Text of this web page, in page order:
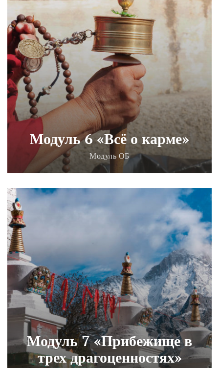
Модуль 6 «Всё о карме»
Модуль ОБ
Модуль 7 «Прибежище в
трех драгоценностях»